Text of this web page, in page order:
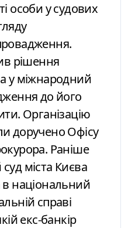
особи у судових
рішення
у міжнародний
до його
Організацію
доручено Офісу
Раніше
міста Києва
національний
справі
екс-банкір